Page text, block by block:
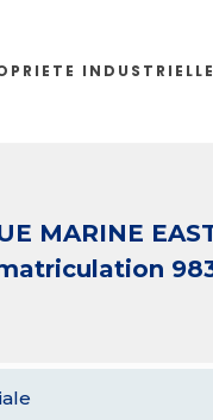
INDUSTRIELLE
MARINE